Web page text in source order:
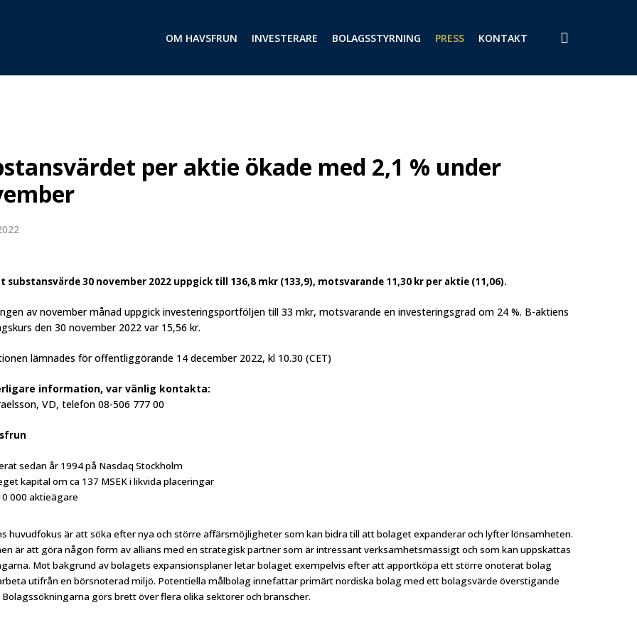
OM HAVSFRUN INVESTERARE BOLAGSSTYRNING PRESS KONTAKT
per aktie ökade med 2,1 % under
substansvärde 30 november 2022 uppgick till 136,8 mkr (133,9), motsvarande 11,30 kr per aktie (11,06).
av november månad uppgick investeringsportföljen till 33 mkr, motsvarande en investeringsgrad om 24 %. B-aktiens
den 30 november 2022 var 15,56 kr.
lämnades för offentliggörande 14 december 2022, kl 10.30 (CET)
information, var vänlig kontakta:
VD, telefon 08-506 777 00
sedan år 1994 på Nasdaq Stockholm
kapital om ca 137 MSEK i likvida placeringar
000 aktieägare
huvudfokus är att söka efter nya och större affärsmöjligheter som kan bidra till att bolaget expanderar och lyfter lönsamheten.
är att göra någon form av allians med en strategisk partner som är intressant verksamhetsmässigt och som kan uppskattas
Mot bakgrund av bolagets expansionsplaner letar bolaget exempelvis efter att apportköpa ett större onoterat bolag
utifrån en börsnoterad miljö. Potentiella målbolag innefattar primärt nordiska bolag med ett bolagsvärde överstigande
Bolagssökningarna görs brett över flera olika sektorer och branscher.